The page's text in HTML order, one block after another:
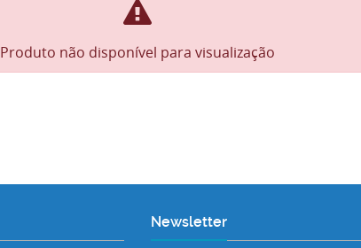
Produto não disponível para visualização
Newsletter